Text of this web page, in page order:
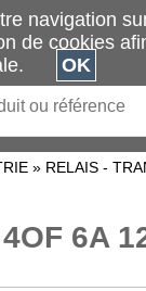
» RELAIS -
6A
navigation
de cookies
OK